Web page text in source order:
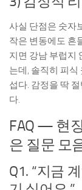
사실 단점은 숫자
작은 변동에도 흔
지면 강남 부럽지
는데, 솔직히 피식
섭다. 감정을 딱
다.
FAQ — 현
은 질문 모
Q1. “지금